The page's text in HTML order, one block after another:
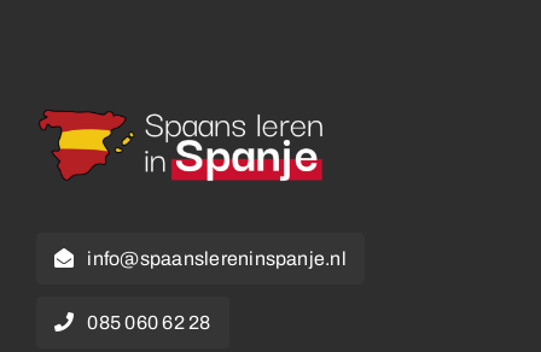
info@spaanslereninspanje.nl
085 060 62 28